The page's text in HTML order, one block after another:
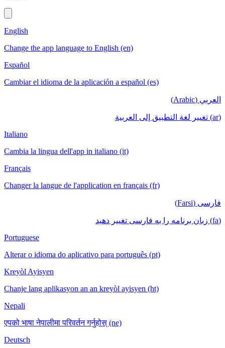
English
Change the app language to English (en)
Español
Cambiar el idioma de la aplicación a español (es)
العربي (Arabic)
(ar) تغيير لغة التطبيق إلى العربية
Italiano
Cambia la lingua dell'app in italiano (it)
Français
Changer la langue de l'application en français (fr)
فارسی (Farsi)
(fa) زبان برنامه را به فارسی تغییر دهید
Portuguese
Alterar o idioma do aplicativo para português (pt)
Kreyòl Ayisyen
Chanje lang aplikasyon an an kreyòl ayisyen (ht)
Nepali
एपको भाषा नेपालीमा परिवर्तन गर्नुहोस् (ne)
Deutsch